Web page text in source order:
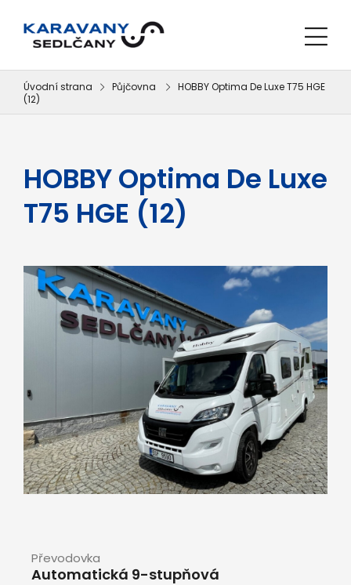
Úvodní strana Půjčovna
HOBBY Optima De Luxe T75 HGE
(12)
HOBBY Optima De Luxe
T75 HGE (12)
Převodovka
Automatická 9-stupňová